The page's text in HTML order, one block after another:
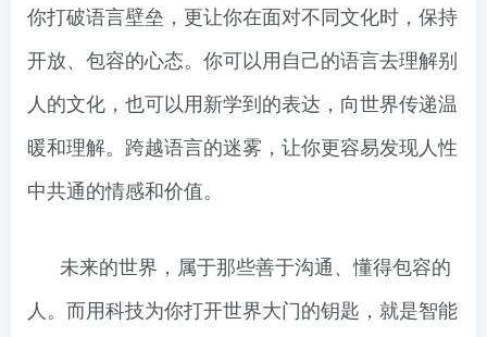
你打破语言壁垒，更让你在面对不同文化时，保持
开放、包容的心态。你可以用自己的语言去理解别
人的文化，也可以用新学到的表达，向世界传递温
暖和理解。跨越语言的迷雾，让你更容易发现人性
中共通的情感和价值。
未来的世界，属于那些善于沟通、懂得包容的
人。而用科技为你打开世界大门的钥匙，就是智能